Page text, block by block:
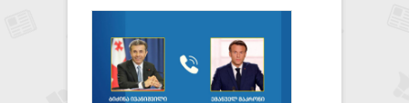
მაკრონისა და ბიძინა
ივანიშვილის სატელეფონო
საუბრის შესახებ დამატებით
ინფორმაციას ავრცელებს